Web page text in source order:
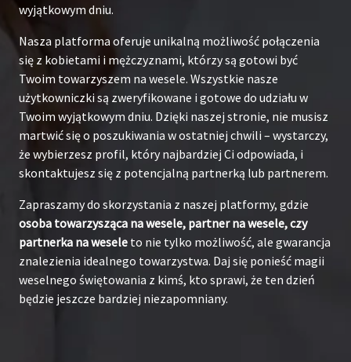
wyjątkowym dniu.
Nasza platforma oferuje unikalną możliwość połączenia
się z kobietami i mężczyznami, którzy są gotowi być
Twoim towarzyszem na wesele. Wszystkie nasze
użytkowniczki są zweryfikowane i gotowe do udziału w
Twoim wyjątkowym dniu. Dzięki naszej stronie, nie musisz
martwić się o poszukiwania w ostatniej chwili – wystarczy,
że wybierzesz profil, który najbardziej Ci odpowiada, i
skontaktujesz się z potencjalną partnerką lub partnerem.
Zapraszamy do skorzystania z naszej platformy, gdzie
osoba towarzysząca na wesele, partner na wesele, czy
partnerka na wesele to nie tylko możliwość, ale gwarancja
znalezienia idealnego towarzystwa. Daj się ponieść magii
weselnego świętowania z kimś, kto sprawi, że ten dzień
będzie jeszcze bardziej niezapomniany.